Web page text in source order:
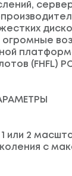
жестких
огромные
(FHFL)
или 2
с